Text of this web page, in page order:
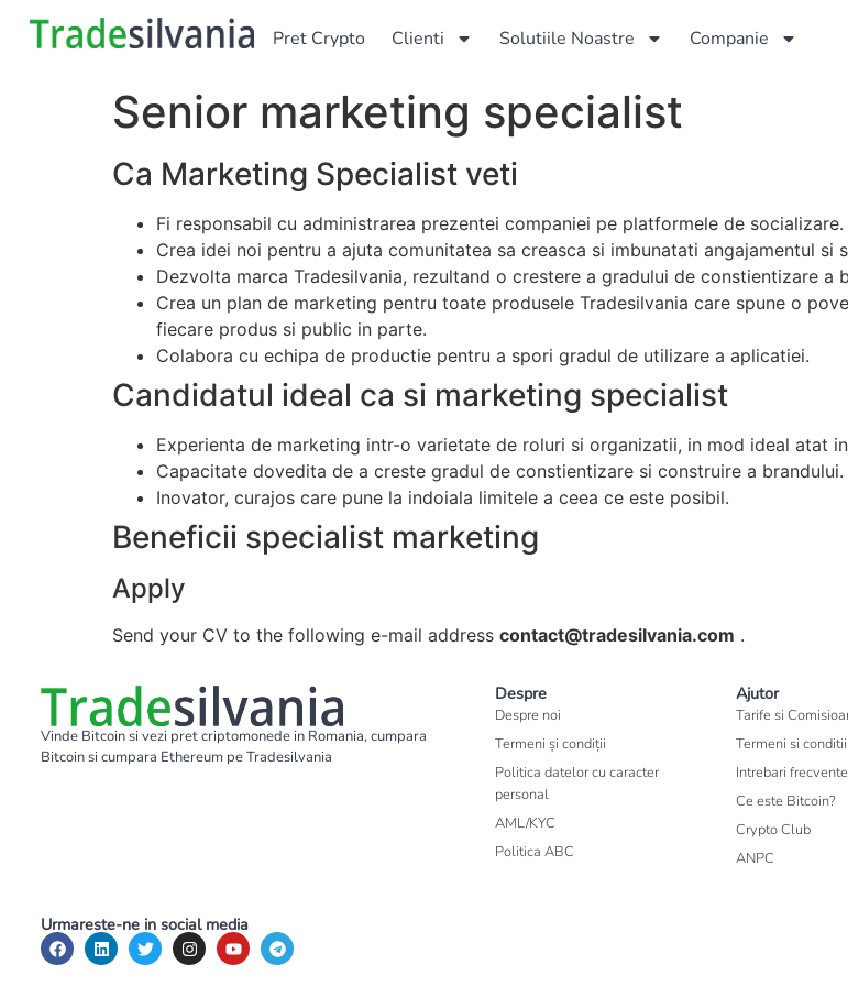
Pret Crypto Clienti Solutiile Noastre Companie
Senior marketing specialist
Ca Marketing Specialist veti
Fi responsabil cu administrarea prezentei companiei pe platformele de socializare.
Crea idei noi pentru a ajuta comunitatea sa creasca si imbunatati angajamentul si
Dezvolta marca Tradesilvania, rezultand o crestere a gradului de constientizare a
Crea un plan de marketing pentru toate produsele Tradesilvania care spune o
fiecare produs si public in parte.
Colabora cu echipa de productie pentru a spori gradul de utilizare a aplicatiei.
Candidatul ideal ca si marketing specialist
Experienta de marketing intr-o varietate de roluri si organizatii, in mod ideal atat
Capacitate dovedita de a creste gradul de constientizare si construire a brandului.
Inovator, curajos care pune la indoiala limitele a ceea ce este posibil.
Beneficii specialist marketing
Apply
Send your CV to the following e-mail address contact@tradesilvania.com .
Vinde Bitcoin si vezi pret criptomonede in Romania, cumpara
Bitcoin si cumpara Ethereum pe Tradesilvania
Despre
Despre noi
Termeni și condiții
Politica datelor cu caracter
personal
AML/KYC
Politica ABC
Ajutor
Tarife si
Termeni si
Intrebari frecvente
Ce este Bitcoin?
Crypto Club
ANPC
Urmareste-ne in social media